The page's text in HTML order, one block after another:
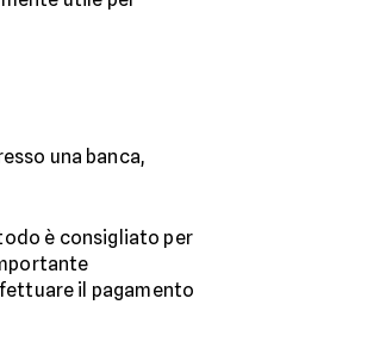
una banca,
è consigliato per
il pagamento